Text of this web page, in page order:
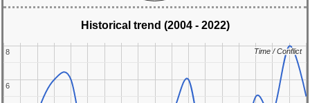
Historical trend (2004 - 2022)
6
6
8
8 Time / Conflict
Time / Conflict